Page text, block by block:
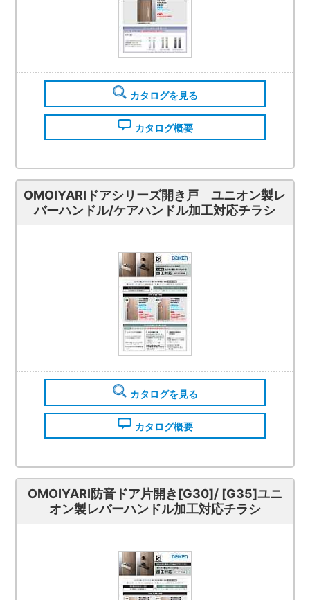
カタログを見る
カタログ概要
OMOIYARIドアシリーズ開き戸 ユニオン製レ
バーハンドル/ケアハンドル加工対応チラシ
カタログを見る
カタログ概要
OMOIYARI防音ドア片開き[G30]/ [G35]ユニ
オン製レバーハンドル加工対応チラシ